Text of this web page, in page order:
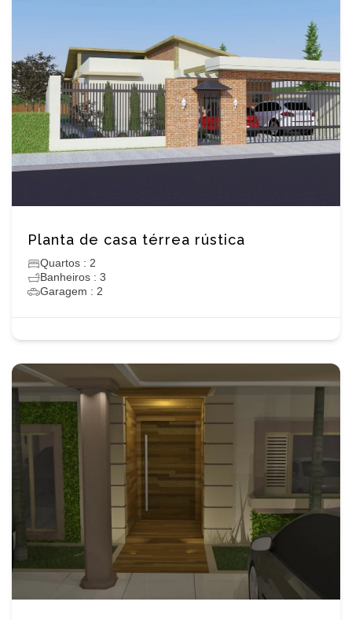
Planta de casa térrea rústica
Quartos : 2
Banheiros : 3
Garagem : 2